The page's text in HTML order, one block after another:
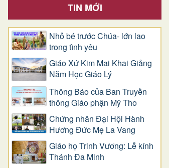
TIN MỚI
Nhỏ bé trước Chúa- lớn lao
trong tình yêu
Giáo Xứ Kim Mai Khai Giảng
Năm Học Giáo Lý
Thông Báo của Ban Truyền
thông Giáo phận Mỹ Tho
Chứng nhân Đại Hội Hành
Hương Đức Mẹ La Vang
Giáo họ Trinh Vương: Lễ kính
Thánh Đa Minh